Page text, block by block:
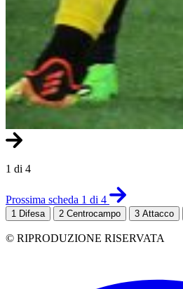
1 di 4
Prossima scheda 1 di 4
1 Difesa 2 Centrocampo 3 Attacco
© RIPRODUZIONE RISERVATA